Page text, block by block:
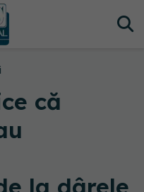
că
la dârele